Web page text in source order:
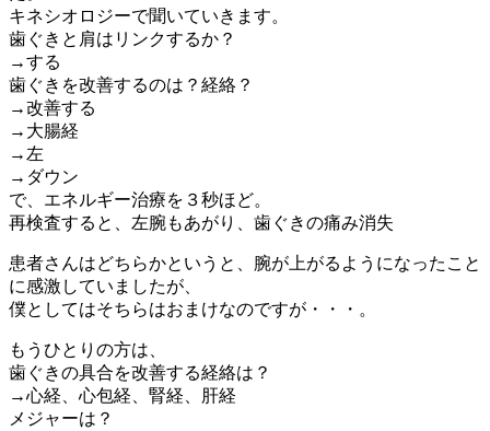
キネシオロジーで聞いていきます。
歯ぐきと肩はリンクするか？
→する
歯ぐきを改善するのは？経絡？
→改善する
→大腸経
→左
→ダウン
で、エネルギー治療を３秒ほど。
再検査すると、左腕もあがり、歯ぐきの痛み消失
患者さんはどちらかというと、腕が上がるようになったこと
に感激していましたが、
僕としてはそちらはおまけなのですが・・・。
もうひとりの方は、
歯ぐきの具合を改善する経絡は？
→心経、心包経、腎経、肝経
メジャーは？